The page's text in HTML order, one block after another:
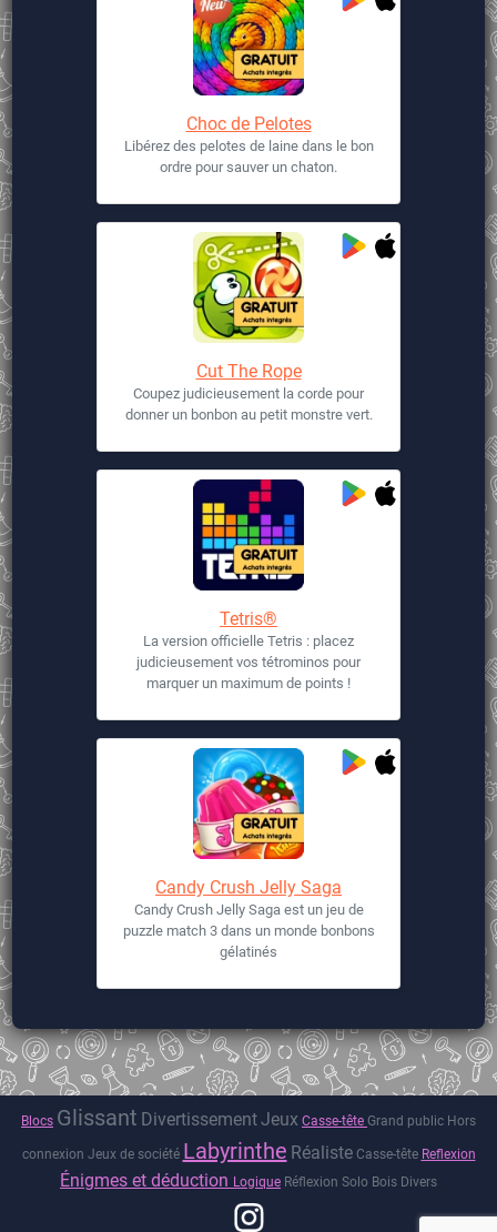
Choc de Pelotes
Libérez des pelotes de laine dans le bon
ordre pour sauver un chaton.
Cut The Rope
Coupez judicieusement la corde pour
donner un bonbon au petit monstre vert.
Tetris®
La version officielle Tetris : placez
judicieusement vos tétrominos pour
marquer un maximum de points !
Candy Crush Jelly Saga
Candy Crush Jelly Saga est un jeu de
puzzle match 3 dans un monde bonbons
gélatinés
Blocs Glissant DivertissementJeux Casse-tête Grand public Hors
connexion Jeux de société Labyrinthe Réaliste Casse-tête Reflexion
Énigmes et déduction Logique Réflexion Solo Bois Divers